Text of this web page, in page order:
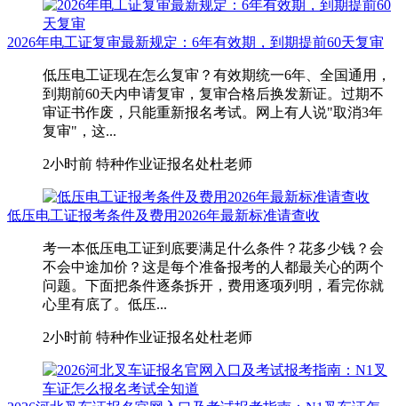
2026年电工证复审最新规定：6年有效期，到期提前60天复审
低压电工证现在怎么复审？有效期统一6年、全国通用，
到期前60天内申请复审，复审合格后换发新证。过期不
审证书作废，只能重新报名考试。网上有人说"取消3年
复审"，这...
2小时前 特种作业证报名处杜老师
低压电工证报考条件及费用2026年最新标准请查收
考一本低压电工证到底要满足什么条件？花多少钱？会
不会中途加价？这是每个准备报考的人都最关心的两个
问题。下面把条件逐条拆开，费用逐项列明，看完你就
心里有底了。低压...
2小时前 特种作业证报名处杜老师